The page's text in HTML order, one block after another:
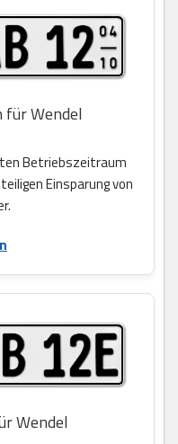
für Wendel
Betriebszeitraum
Einsparung von
Wendel